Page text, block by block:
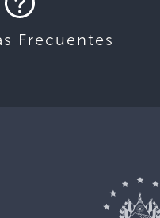
Frecuentes